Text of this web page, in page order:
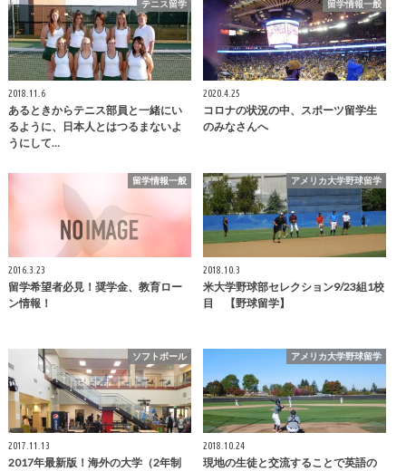
テニス留学
2018.11.6
あるときからテニス部員と一緒にい
るように、日本人とはつるまないよ
うにして…
留学情報一般
2020.4.25
コロナの状況の中、スポーツ留学生
のみなさんへ
留学情報一般
2016.3.23
留学希望者必見！奨学金、教育ロー
ン情報！
アメリカ大学野球留学
2018.10.3
米大学野球部セレクション9/23組1校
目 【野球留学】
ソフトボール
2017.11.13
2017年最新版！海外の大学（2年制
アメリカ大学野球留学
2018.10.24
現地の生徒と交流することで英語の